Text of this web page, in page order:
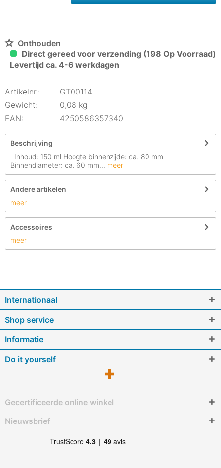
Onthouden
Direct gereed voor verzending (198 Op Voorraad)
Levertijd ca. 4-6 werkdagen
Artikelnr.:
GT00114
Gewicht:
0,08 kg
EAN:
4250586357340
Beschrijving
Inhoud: 150 ml Hoogte binnenzijde: ca. 80 mm
Binnendiameter: ca. 60 mm... meer
Andere artikelen
meer
Accessoires
meer
Internationaal
Shop service
Informatie
Do it yourself
Gecertificeerde online winkel
Nieuwsbrief